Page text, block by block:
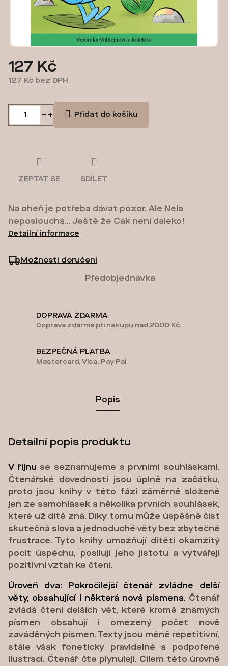
127 Kč
127 Kč bez DPH
Předobjednávka
Možnosti doručení
Přidat do košíku
Na oheň je potřeba dávat pozor. Ale Nela
neposlouchá… Ještě že Cák není daleko!
Detailní informace
ZEPTAT SE SDÍLET
DOPRAVA ZDARMA
Doprava zdarma při nákupu nad 2000 Kč
BEZPEČNÁ PLATBA
Mastercard, Visa, Pay Pal
Popis
Detailní popis produktu
V říjnu se seznamujeme s prvními souhláskami.
Čtenářské dovednosti jsou úplně na začátku,
proto jsou knihy v této fázi záměrně složené
jen ze samohlásek a několika prvních souhlásek,
které už dítě zná. Díky tomu může úspěšně číst
skutečná slova a jednoduché věty bez zbytečné
frustrace. Tyto knihy umožňují dítěti okamžitý
pocit úspěchu, posilují jeho jistotu a vytvářejí
pozitivní vztah ke čtení.
Úroveň dva: Pokročilejší čtenář zvládne delší
věty, obsahující i některá nová písmena. Čtenář
zvládá čtení delších vět, které kromě známých
písmen obsahují i omezený počet nově
zaváděných písmen. Texty jsou méně repetitivní,
stále však foneticky pravidelné a podpořené
ilustrací. Čtenář čte plynuleji. Cílem této úrovně